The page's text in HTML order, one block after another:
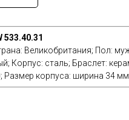
533.40.31
Великобритания; Пол:
Корпус: сталь; Браслет:
Размер корпуса: ширина 34